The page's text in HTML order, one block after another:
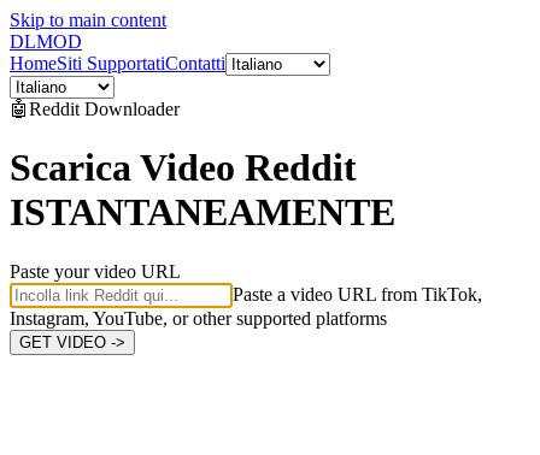
Skip to main content
DLMOD
HomeSiti SupportatiContatti
🤖Reddit Downloader
Scarica Video Reddit
ISTANTANEAMENTE
Paste your video URL
Paste a video URL from TikTok,
Instagram, YouTube, or other supported platforms
GET VIDEO ->